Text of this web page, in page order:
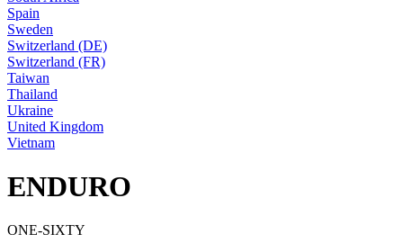
Spain
Sweden
Switzerland (DE)
Switzerland (FR)
Taiwan
Thailand
Ukraine
United Kingdom
Vietnam
ENDURO
ONE-SIXTY